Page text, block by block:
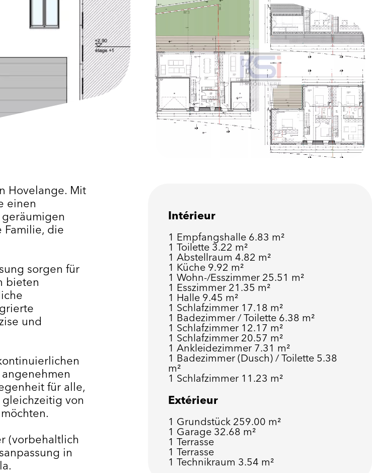
Hovelange. Mit
einen
Familie, die
sorgen für
bieten
und
für alle,
von
(vorbehaltlich
in
Intérieur
1 Empfangshalle 6.83 m²
1 Toilette 3.22 m²
1 Abstellraum 4.82 m²
1 Küche 9.92 m²
1 Wohn-/Esszimmer 25.51 m²
1 Esszimmer 21.35 m²
1 Halle 9.45 m²
1 Schlafzimmer 17.18 m²
1 Badezimmer / Toilette 6.38 m²
1 Schlafzimmer 12.17 m²
1 Schlafzimmer 20.57 m²
1 Ankleidezimmer 7.31 m²
1 Badezimmer (Dusch) / Toilette 5.38
m²
1 Schlafzimmer 11.23 m²
Extérieur
1 Grundstück 259.00 m²
1 Garage 32.68 m²
1 Terrasse
1 Terrasse
1 Technikraum 3.54 m²